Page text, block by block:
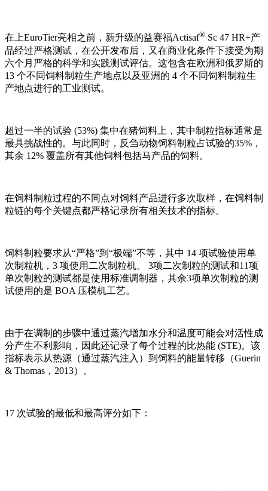
在上EuroTier亮相之前，新升级的益赛福Actisaf® Sc 47 HR+产
品经过严格测试，在公开发布后，又在商业化条件下接受为期
六个月严格的科学和实践测试评估。这包含在欧洲和俄罗斯的
13 个不同饲料制粒生产地点以及亚洲的 4 个不同饲料制粒生
产地点进行的工业测试。
超过一半的试验 (53%) 集中在猪饲料上，其中制粒指标通常是
最具挑战性的。与此同时，反刍动物饲料制粒占试验的35%，
其余 12% 覆盖所有其他饲料包括马产品的饲料。
在饲料制粒过程的不同点对饲料产品进行多次取样，在饲料制
粒链的每个关键点都严格记录所有相关技术的指标。
饲料制粒要求从“严格”到“极端”不等，其中 14 项试验使用单
次制粒机，3 项使用二次制粒机。 3项二次制粒的测试和11项
单次制粒的测试都是使用标准调制器，其余3项单次制粒的测
试使用的是 BOA 压模机工艺。
由于在调制的步骤中通过蒸汽增加水分和温度可能会对活性成
分产生不利影响，因此还记录了每个过程的比热能 (STE)。该
指标表示从热源（通过蒸汽注入）到饲料的能量转移（Guerin
& Thomas，2013）。
17 次试验的最低和最高评分如下：